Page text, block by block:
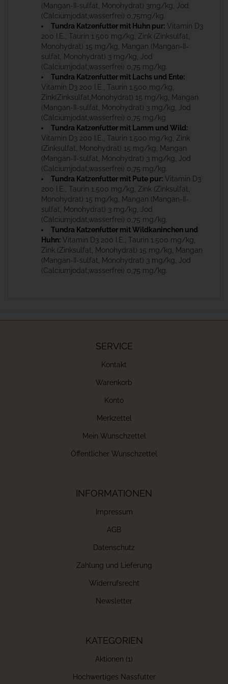
(Mangan-II-sulfat, Monohydrat) 3mg/kg, Jod
(Calciumjodat,wasserfrei) 0,75mg/kg.
Tundra Katzenfutter mit Huhn pur: Vitamin D3
200 I.E., Taurin 1.500 mg/kg, Zink (Zinksulfat,
Monohydrat) 15 mg/kg, Mangan (Mangan-II-
sulfat, Monohydrat) 3 mg/kg, Jod
(Calciumjodat,wasserfrei) 0,75 mg/kg.
Tundra Katzenfutter mit Lachs und Ente:
Vitamin D3 200 I.E., Taurin 1.500 mg/kg,
Zink(Zinksulfat,Monohydrat) 15 mg/kg, Mangan
(Mangan-II-sulfat, Monohydrat) 3 mg/kg, Jod
(Calciumjodat,wasserfrei) 0,75 mg/kg
Tundra Katzenfutter mit Lamm und Wild:
Vitamin D3 200 I.E., Taurin 1.500 mg/kg, Zink
(Zinksulfat, Monohydrat) 15 mg/kg, Mangan
(Mangan-II-sulfat, Monohydrat) 3 mg/kg, Jod
(Calciumjodat,wasserfrei) 0,75 mg/kg.
Tundra Katzenfutter mit Pute pur: Vitamin D3
200 I.E., Taurin 1.500 mg/kg, Zink (Zinksulfat,
Monohydrat) 15 mg/kg, Mangan (Mangan-II-
sulfat, Monohydrat) 3 mg/kg, Jod
(Calciumjodat,wasserfrei) 0,75 mg/kg.
Tundra Katzenfutter mit Wildkaninchen und
Huhn: Vitamin D3 200 I.E., Taurin 1.500 mg/kg,
Zink (Zinksulfat, Monohydrat) 15 mg/kg, Mangan
(Mangan-II-sulfat, Monohydrat) 3 mg/kg, Jod
(Calciumjodat,wasserfrei) 0,75 mg/kg.
SERVICE
Kontakt
Warenkorb
Konto
Merkzettel
Mein Wunschzettel
Öffentlicher Wunschzettel
INFORMATIONEN
Impressum
AGB
Datenschutz
Zahlung und Lieferung
Widerrufsrecht
Newsletter
KATEGORIEN
Aktionen (1)
Hochwertiges Nassfutter